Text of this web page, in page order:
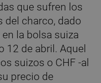
que sufren los
del charco, dado
la bolsa suiza
12 de abril. Aquel
suizos o CHF -al
precio de